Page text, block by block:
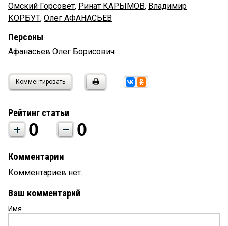
Омский Горсовет, Ринат КАРЫМОВ, Владимир
КОРБУТ, Олег АФАНАСЬЕВ
Персоны
Афанасьев Олег Борисович
Комментировать
Рейтинг статьи
0 0
Комментарии
Комментариев нет.
Ваш комментарий
Имя